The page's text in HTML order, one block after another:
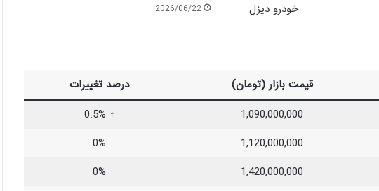
2026/06/22
قیمت بازار (تومان)
درصد تغییرات
1,090,000,000
↑ 0.5%
1,120,000,000
0%
1,420,000,000
0%